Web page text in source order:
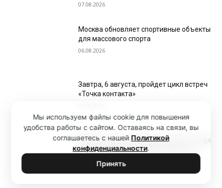
07.08.2026
Москва обновляет спортивные объекты
для массового спорта
06.08.2026
Завтра, 6 августа, пройдет цикл встреч
«Точка контакта»
Стендап без транспортного квеста: куда
удобно добираться из Крылатского
05.08.2026
Мы используем файлы cookie для повышения
удобства работы с сайтом. Оставаясь на связи, вы
соглашаетесь с нашей Политикой
конфиденциальности.
Принять